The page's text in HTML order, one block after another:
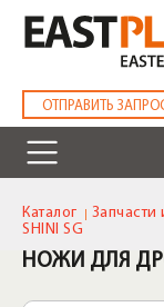
ОТПРАВИТЬ
Каталог Запчасти
SHINI SG
НОЖИ ДЛЯ